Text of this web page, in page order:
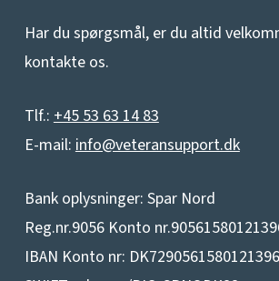
Har du spørgsmål, er du altid
kontakte os.
Tlf.: +45 53 63 14 83
E-mail: info@veteransupport.dk
Bank oplysninger: Spar Nord
Reg.nr.9056 Konto
IBAN Konto nr: DK7290561580121396